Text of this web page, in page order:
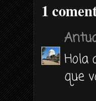
1
Hola
que